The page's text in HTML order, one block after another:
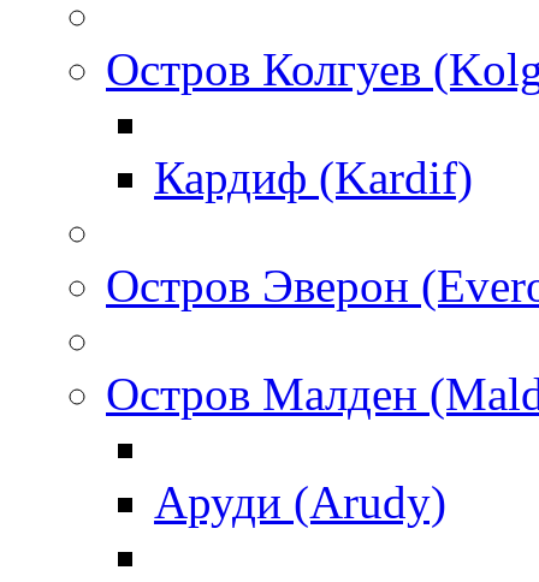
Остров Колгуев
Кардиф (Kardif)
Остров Эверон
Остров Малден
Аруди (Arudy)